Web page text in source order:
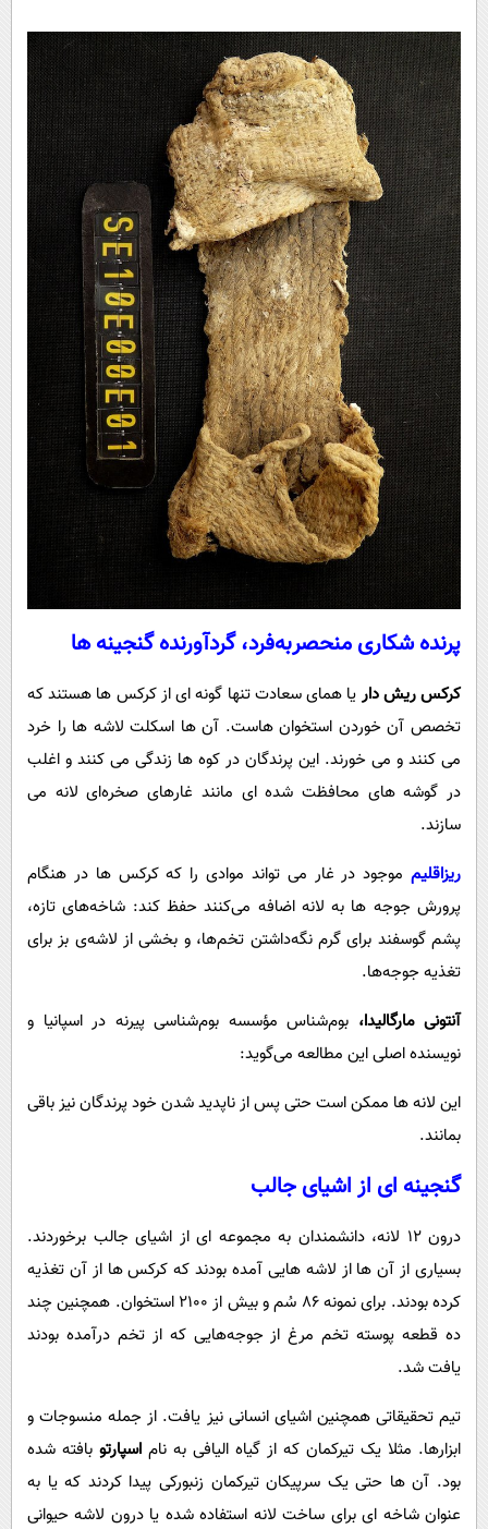
پرنده‌ شکاری منحصربه‌فرد، گردآورنده گنجینه‌ ها
کرکس ریش ‌دار یا همای سعادت تنها گونه ‌ای از کرکس‌ ها هستند که
تخصص آن خوردن استخوان ‌هاست. آن ‌ها اسکلت لاشه‌ ها را خرد
می ‌کنند و می ‌خورند. این پرندگان در کوه‌ ها زندگی می ‌کنند و اغلب
در گوشه‌ های محافظت ‌شده ‌ای مانند غارهای صخره‌ای لانه می
‌سازند.
ریزاقلیم موجود در غار می ‌تواند موادی را که کرکس‌ ها در هنگام
پرورش جوجه‌ ها به لانه اضافه می‌کنند حفظ کند: شاخه‌های تازه،
پشم گوسفند برای گرم نگه‌داشتن تخم‌ها، و بخشی از لاشه‌ی بز برای
تغذیه جوجه‌ها.
آنتونی مارگالیدا، بوم‌شناس مؤسسه بوم‌شناسی پیرنه در اسپانیا و
نویسنده اصلی این مطالعه می‌گوید:
این لانه‌ ها ممکن است حتی پس از ناپدید شدن خود پرندگان نیز باقی
بمانند.
گنجینه ‌ای از اشیای جالب
درون 12 لانه، دانشمندان به مجموعه ‌ای از اشیای جالب برخوردند.
بسیاری از آن ‌ها از لاشه ‌هایی آمده بودند که کرکس ‌ها از آن تغذیه
کرده بودند. برای نمونه 86 سُم و بیش از 2100 استخوان. همچنین چند
ده قطعه پوسته تخم‌ مرغ از جوجه‌هایی که از تخم درآمده بودند
یافت شد.
تیم تحقیقاتی همچنین اشیای انسانی نیز یافت. از جمله منسوجات و
ابزارها. مثلا یک تیرکمان که از گیاه الیافی به ‌نام اسپارتو بافته شده
بود. آن‌ ها حتی یک سرپیکان تیرکمان زنبورکی پیدا کردند که یا به‌
عنوان شاخه ‌ای برای ساخت لانه استفاده شده یا درون لاشه حیوانی